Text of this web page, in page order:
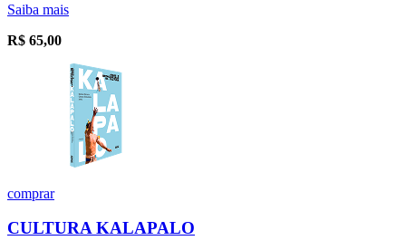
Saiba mais
R$ 65,00
comprar
CULTURA KALAPALO